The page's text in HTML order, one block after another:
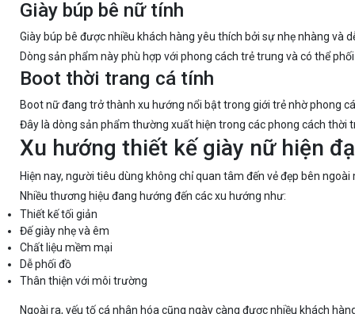
Giày búp bê nữ tính
Giày búp bê được nhiều khách hàng yêu thích bởi sự nhẹ nhàng và
Dòng sản phẩm này phù hợp với phong cách trẻ trung và có thể
Boot thời trang cá tính
Boot nữ đang trở thành xu hướng nổi bật trong giới trẻ nhờ phong
Đây là dòng sản phẩm thường xuất hiện trong các phong cách thời
Xu hướng thiết kế giày nữ hiện
Hiện nay, người tiêu dùng không chỉ quan tâm đến vẻ đẹp bên
Nhiều thương hiệu đang hướng đến các xu hướng như:
Thiết kế tối giản
Đế giày nhẹ và êm
Chất liệu mềm mại
Dễ phối đồ
Thân thiện với môi trường
Ngoài ra, yếu tố cá nhân hóa cũng ngày càng được nhiều khách